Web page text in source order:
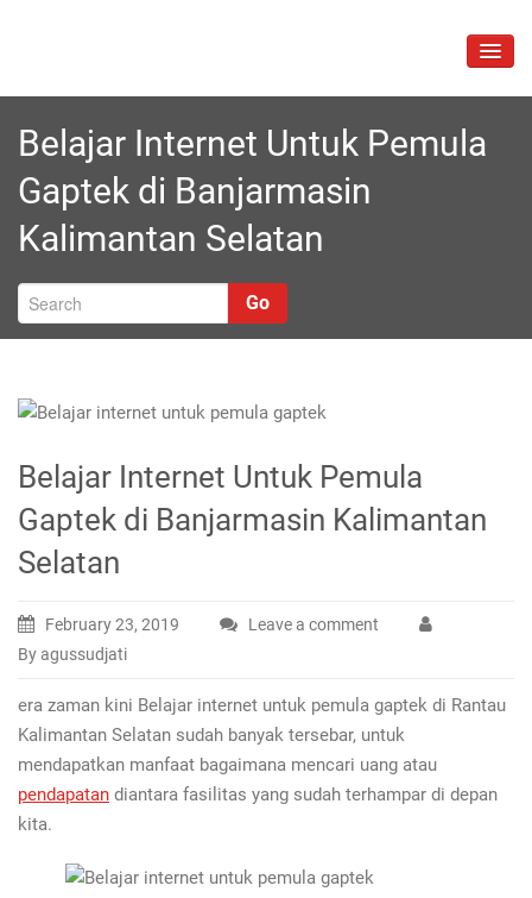
Belajar Internet Untuk Pemula
Gaptek di Banjarmasin
Kalimantan Selatan
Go
Belajar Internet Untuk Pemula
Gaptek di Banjarmasin Kalimantan
Selatan
February 23, 2019
Leave a comment
By agussudjati
era zaman kini Belajar internet untuk pemula gaptek di Rantau
Kalimantan Selatan sudah banyak tersebar, untuk
mendapatkan manfaat bagaimana mencari uang atau
pendapatan diantara fasilitas yang sudah terhampar di depan
kita.